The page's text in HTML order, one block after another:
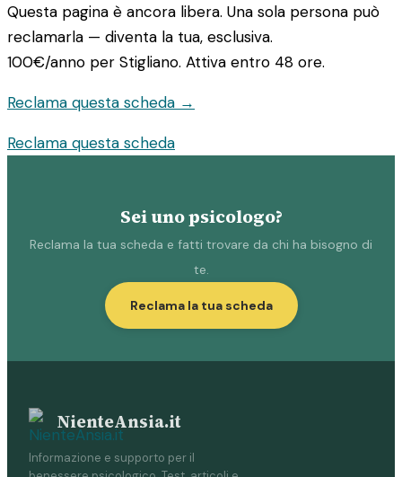
Questa pagina è ancora libera. Una sola persona può
reclamarla — diventa la tua, esclusiva.
100€/anno per Stigliano. Attiva entro 48 ore.
Reclama questa scheda →
Reclama questa scheda
Sei uno psicologo?
Reclama la tua scheda e fatti trovare da chi ha bisogno di
te.
Reclama la tua scheda
NienteAnsia.it
Informazione e supporto per il